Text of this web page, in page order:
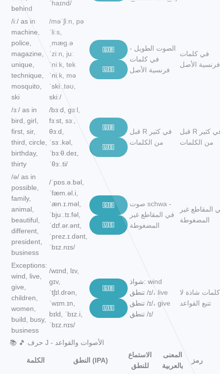
behind
ˈhaɪnd/
/iː/ as in
machine,
police,
magazine,
unique,
technique,
mosquito,
ski
/məˈʃiːn, pə
ˈliːs,
ˌmæɡ.ə
ˈziːn, juː
ˈniːk, tek
ˈniːk, mə
ˈskiː.təʊ,
skiː/
🇬🇧
🇺🇸
الصوت الطويل -
في كلمات
فرنسية الأصل
في كلمات
فرنسية الأصل
/ɜː/ as in
bird, girl,
first, sir,
third, circle,
birthday,
thirty
/bɜːd, ɡɜːl,
fɜːst, sɜː,
θɜːd,
ˈsɜː.kəl,
ˈbɜːθ.deɪ,
ˈθɜː.ti/
🇬🇧
🇺🇸
قبل R في كثير
من الكلمات
قبل R في كثير
من الكلمات
/ə/ as in
possible,
family,
animal,
beautiful,
different,
president,
business
/ˈpɒs.ə.bəl,
ˈfæm.əl.i,
ˈæn.ɪ.məl,
ˈbjuː.tɪ.fəl,
ˈdɪf.ər.ənt,
ˈprez.ɪ.dənt,
ˈbɪz.nɪs/
🇬🇧
🇺🇸
صوت schwa -
في المقاطع غير
المضغوطة
المقاطع غير
المضغوطة
Exceptions:
wind, live,
give,
children,
women,
build, busy,
business
/wɪnd, lɪv,
ɡɪv,
ˈtʃɪl.drən,
ˈwɪm.ɪn,
bɪld, ˈbɪz.i,
ˈbɪz.nɪs/
🇬🇧
🇺🇸
شواذ: wind
تنطق /ɪ/، live
تنطق /ɪ/، give
تنطق /ɪ/
كلمات شاذة لا
تتبع القواعد
📚 🎵 حرف J - الأصوات والقواعد
الكلمة النطق (IPA)
الاستماع
للنطق
المعنى
بالعربية
رمز